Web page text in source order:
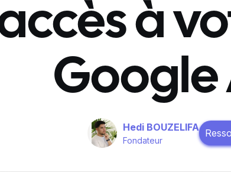
à
Google
Hedi BOUZELIFA
Fondateur